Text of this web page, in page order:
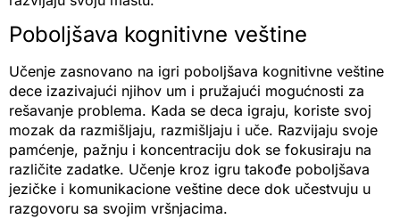
Poboljšava kognitivne veštine
Učenje zasnovano na igri poboljšava kognitivne veštine
dece izazivajući njihov um i pružajući mogućnosti za
rešavanje problema. Kada se deca igraju, koriste svoj
mozak da razmišljaju, razmišljaju i uče. Razvijaju svoje
pamćenje, pažnju i koncentraciju dok se fokusiraju na
različite zadatke. Učenje kroz igru takođe poboljšava
jezičke i komunikacione veštine dece dok učestvuju u
razgovoru sa svojim vršnjacima.